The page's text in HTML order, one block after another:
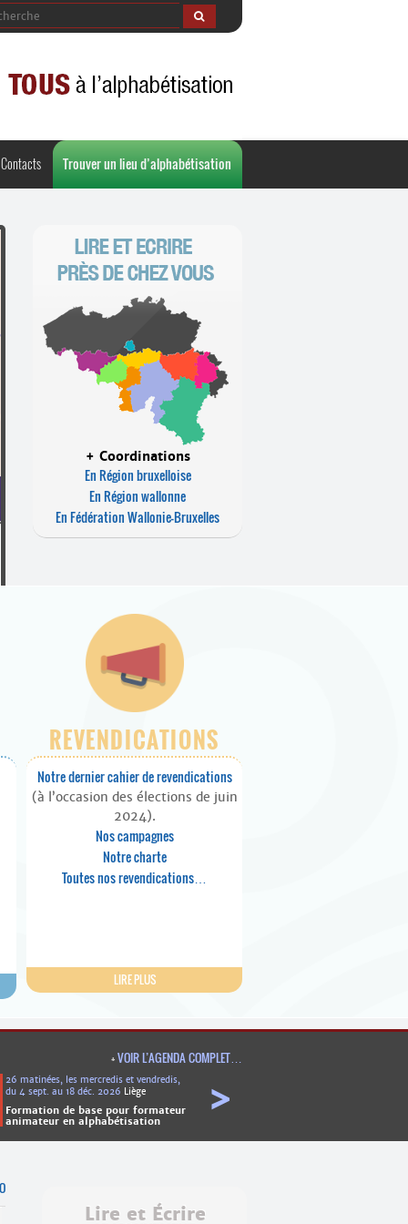
Contacts Trouver un lieu d’alphabétisation
+ Coordinations
En Région bruxelloise
En Région wallonne
En Fédération Wallonie-Bruxelles
REVENDICATIONS
Notre dernier cahier de revendications
(à l’occasion des élections de juin
2024).
Nos campagnes
Notre charte
Toutes nos revendications…
LIRE PLUS
+VOIR L’AGENDA COMPLET…
>
26 matinées, les mercredis et vendredis,
du 4 sept. au 18 déc. 2026 Liège
Formation de base pour formateur
animateur en alphabétisation
Lire et Écrire